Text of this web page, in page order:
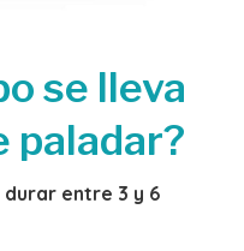
se lleva
paladar?
durar entre 3 y 6